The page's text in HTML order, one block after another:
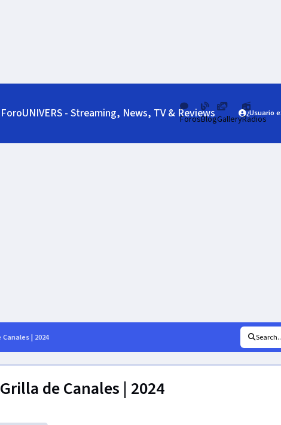
ForoUNIVERS - Streaming, News, TV & Reviews
ForosBlogGalleryRadios
¿Usuario
| 2024
de Canales | 2024